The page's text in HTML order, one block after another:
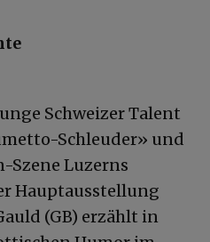
Schweizer Talent
Schleuder» und
Luzerns
Hauptausstellung
(GB) erzählt in